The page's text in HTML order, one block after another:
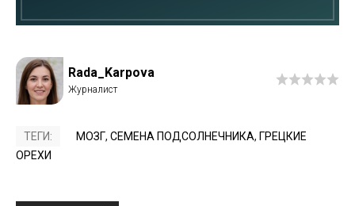
Rada_Karpova
ТЕГИ: МОЗГ, СЕМЕНА ПОДСОЛНЕЧНИКА, ГРЕЦКИЕ
ОРЕХИ